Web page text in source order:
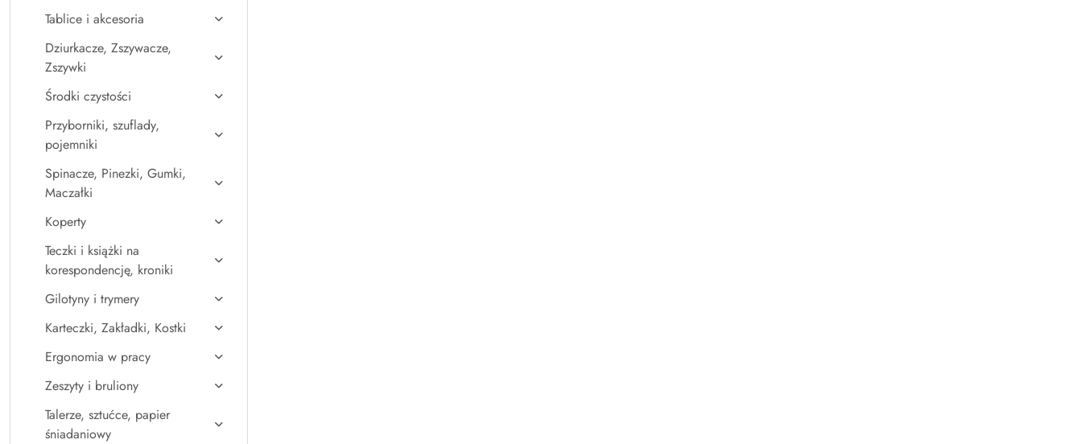
Tablice i akcesoria
Dziurkacze, Zszywacze,
Zszywki
Środki czystości
Przyborniki, szuflady,
pojemniki
Spinacze, Pinezki, Gumki,
Maczałki
Koperty
Teczki i książki na
korespondencję, kroniki
Gilotyny i trymery
Karteczki, Zakładki, Kostki
Ergonomia w pracy
Zeszyty i bruliony
Talerze, sztućce, papier
śniadaniowy